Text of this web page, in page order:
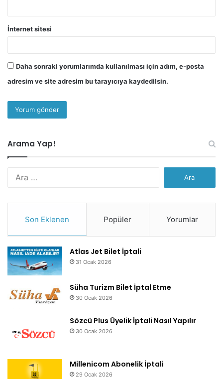
İnternet sitesi
Daha sonraki yorumlarımda kullanılması için adım, e-posta
adresim ve site adresim bu tarayıcıya kaydedilsin.
Arama Yap!
Son Eklenen Popüler Yorumlar
Atlas Jet Bilet İptali
31 Ocak 2026
Süha Turizm Bilet İptal Etme
30 Ocak 2026
Sözcü Plus Üyelik İptali Nasıl Yapılır
30 Ocak 2026
Millenicom Abonelik İptali
29 Ocak 2026